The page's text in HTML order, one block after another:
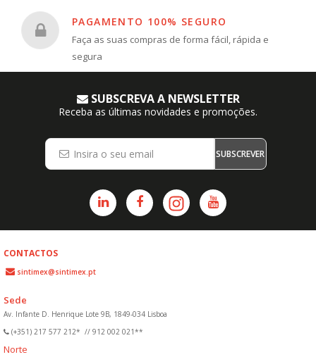
PAGAMENTO 100% SEGURO
Faça as suas compras de forma fácil, rápida e
segura
SUBSCREVA A NEWSLETTER
Receba as últimas novidades e promoções.
SUBSCREVER
CONTACTOS
sintimex@sintimex.pt
Sede
Av. Infante D. Henrique Lote 9B, 1849-034 Lisboa
(+351) 217 577 212* // 912 002 021**
Norte